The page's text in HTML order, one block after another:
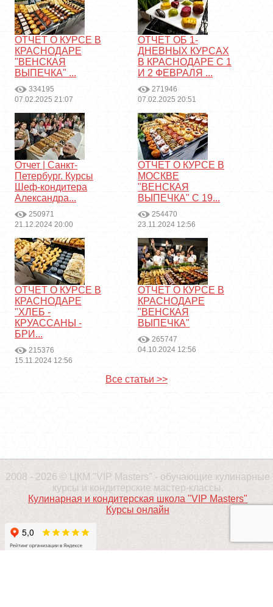
ОТЧЕТ О КУРСЕ В
КРАСНОДАРЕ
"ВЕНСКАЯ
ВЫПЕЧКА" ...
334195
07.02.2025 21:07
ОТЧЕТ ОБ 1-
ДНЕВНЫХ КУРСАХ
В КРАСНОДАРЕ С 1
И 2 ФЕВРАЛЯ ...
271946
07.02.2025 20:51
Отчет | Санкт-
Петербург. Курсы
Шеф-кондитера
Александра...
250971
21.12.2024 20:00
ОТЧЕТ О КУРСЕ В
МОСКВЕ
"ВЕНСКАЯ
ВЫПЕЧКА" С 19...
254470
23.11.2024 12:56
ОТЧЕТ О КУРСЕ В
КРАСНОДАРЕ
"ХЛЕБ -
КРУАССАНЫ -
БРИ...
215376
15.11.2024 12:56
ОТЧЕТ О КУРСЕ В
КРАСНОДАРЕ
"ВЕНСКАЯ
ВЫПЕЧКА"
265747
04.10.2024 12:56
Все статьи >>
2008 - 2026 © ЦКМ "VIP Masters" - обучающие кулинарные
курсы и кондитерские мастер-классы.
Кулинарная и кондитерская школа "VIP Masters"
Курсы онлайн